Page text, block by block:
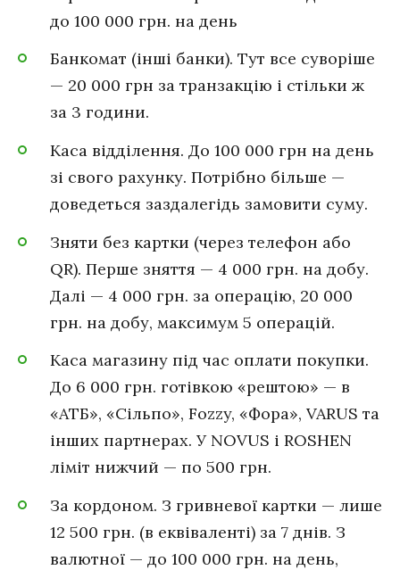
до 100 000 грн. на день
Банкомат (інші банки). Тут все суворіше
— 20 000 грн за транзакцію і стільки ж
за 3 години.
Каса відділення. До 100 000 грн на день
зі свого рахунку. Потрібно більше —
доведеться заздалегідь замовити суму.
Зняти без картки (через телефон або
QR). Перше зняття — 4 000 грн. на добу.
Далі — 4 000 грн. за операцію, 20 000
грн. на добу, максимум 5 операцій.
Каса магазину під час оплати покупки.
До 6 000 грн. готівкою «рештою» — в
«АТБ», «Сільпо», Fozzy, «Фора», VARUS та
інших партнерах. У NOVUS і ROSHEN
ліміт нижчий — по 500 грн.
За кордоном. З гривневої картки — лише
12 500 грн. (в еквіваленті) за 7 днів. З
валютної — до 100 000 грн. на день,